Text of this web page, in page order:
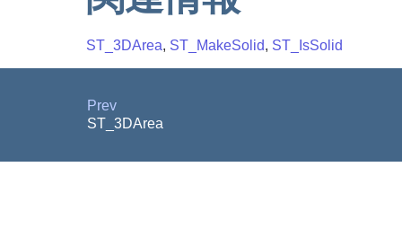
ST_3DArea, ST_MakeSolid, ST_IsSolid
Prev
ST_3DArea